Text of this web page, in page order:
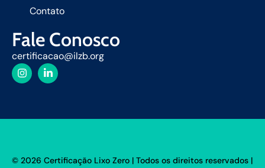
Contato
Fale Conosco
certificacao@ilzb.org
© 2026 Certificação Lixo Zero | Todos os direitos reservados |